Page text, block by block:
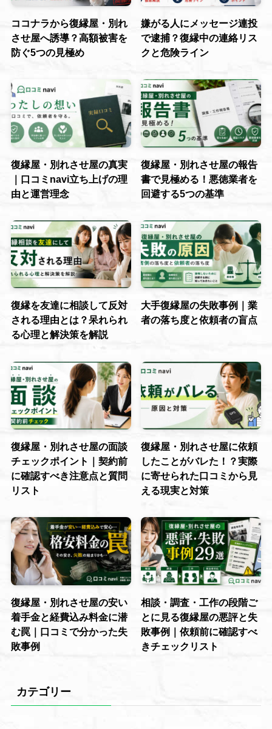
ココナラから復縁屋・別れ
させ屋へ誘導？高額被害を
防ぐ5つの見極め
嫌がる人にメッセージ連投
で逮捕？復縁中の連絡リス
クと危険ライン
復縁屋・別れさせ屋の真実
｜口コミnavi立ち上げの理
由と運営理念
復縁屋・別れさせ屋の報告
書で見極める！悪徳業者を
回避する5つの基準
復縁を友達に相談して反対
される理由とは？呆れられ
る心理と解決策を解説
大手復縁屋の失敗事例｜業
者の落ち度と依頼者の盲点
復縁屋・別れさせ屋の面談
チェックポイント｜契約前
に確認すべき注意点と質問
リスト
復縁屋・別れさせ屋に依頼
したことがバレた！？実際
に寄せられた口コミから見
える現実と対策
復縁屋・別れさせ屋の安い
着手金と経費込み料金に潜
む罠｜口コミで分かった失
敗事例
相談・調査・工作の段階ご
とに見る復縁屋の悪評と失
敗事例｜依頼前に確認すべ
きチェックリスト
カテゴリー